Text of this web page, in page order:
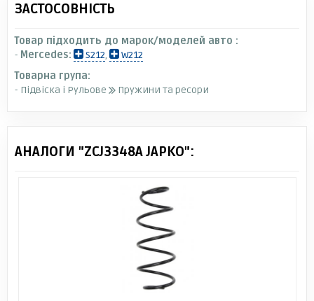
ЗАСТОСОВНІСТЬ
Товар підходить до марок/моделей авто :
- Mercedes: S212,
W212
Товарна група:
- Підвіска і Рульове
Пружини та ресори
АНАЛОГИ "ZCJ3348A JAPKO":